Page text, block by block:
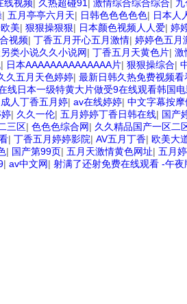
线视频| 久热超碰91 | 激情综合综合综合|
| 五月亭亭六月天| 日韩色色色色色| 日本人
美| 狠狠操狠狠| 日本颜色视频人人爱| 婷
视频| 丁香五月开心五月激情| 婷婷色五月
类小说久久小说网| 丁香五月天黄色片| 激
| 日本AAAAAAAAAAAAAA片| 狠狠操综合|
久五月天色婷婷| 最新日韩久热免费视频看
线日本一级特黄大片做受9在线观看韩国
成人丁香五月婷| av在线婷婷| 中文字幕按摩
| 久久一伦| 五月婷婷丁香日韩在线| 国产
三区| 色色色综合网| 久久精品国产一区二
| 丁香五月婷婷影院| AV五月丁香| 欧美大
| 国产第99页| 五月天激情黄色网址| 五月
| av中文网| 射满了还射免费在线观看 -午